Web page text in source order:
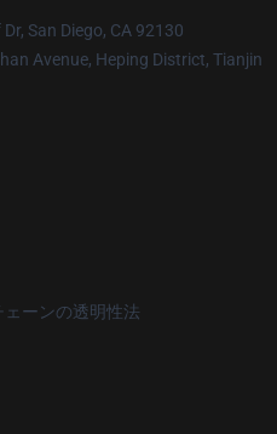
San Diego, CA 92130
Avenue, Heping District, Tianjin
ェーンの透明性法